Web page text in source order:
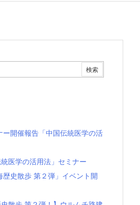
開催報告「中国伝統医学の活
医学の活用法」セミナー
史散歩 第２弾」イベント開